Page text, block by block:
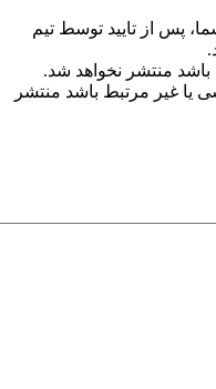
پس از تایید توسط تیم
باشد منتشر نخواهد شد.
یا غیر مرتبط باشد منتشر